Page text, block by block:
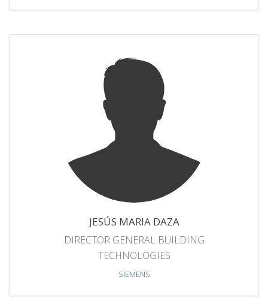
JESÚS MARIA DAZA
DIRECTOR GENERAL BUILDING
TECHNOLOGIES
SIEMENS